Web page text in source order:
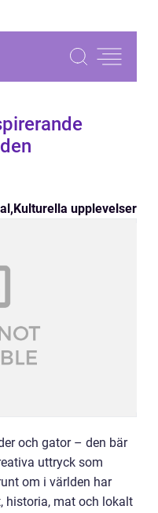
,Kulturella upplevelser
och gator – den bär
uttryck som
om i världen har
historia, mat och lokalt